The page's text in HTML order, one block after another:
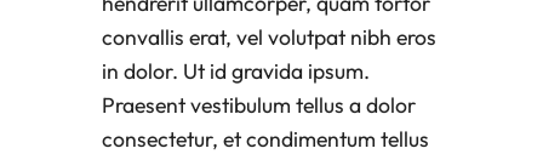
convallis erat, vel volutpat nibh eros
in dolor. Ut id gravida ipsum.
Praesent vestibulum tellus a dolor
consectetur, et condimentum tellus